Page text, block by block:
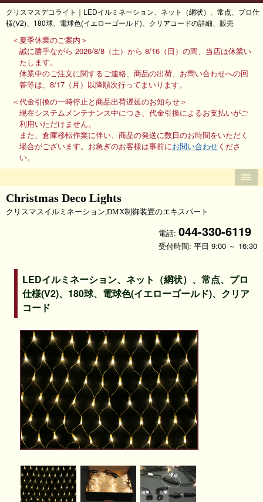
クリスマスデコライト｜LEDイルミネーション、ネット（網状）、常点、プロ仕
様(V2)、180球、電球色(イエローゴールド)、クリアコードの詳細、販売
＜夏季休業のご案内＞
誠に勝手ながら 2026/8/8（土）から 8/16（日）の間、当店は休業い
たします。
休業中のご注文に関するご連絡、商品の出荷、お問い合わせへの回
答等は、8/17（月）以降順次行ってまいります。
＜代金引換の一時停止と商品出荷遅延のお知らせ＞
現在システムメンテナンス中につき、代金引換によるお支払いがご
利用いただけません。
また、倉庫移転作業に伴い、商品の発送に数日のお時間をいただく
場合がございます。お急ぎのお客様は事前にお問い合わせくださ
い。
Christmas Deco Lights
クリスマスイルミネーション,DMX制御装置のエキスパート
電話: 044-330-6119
受付時間: 平日 9:00 ～ 16:30
LEDイルミネーション、ネット（網状）、常点、プロ
仕様(V2)、180球、電球色(イエローゴールド)、クリア
コード